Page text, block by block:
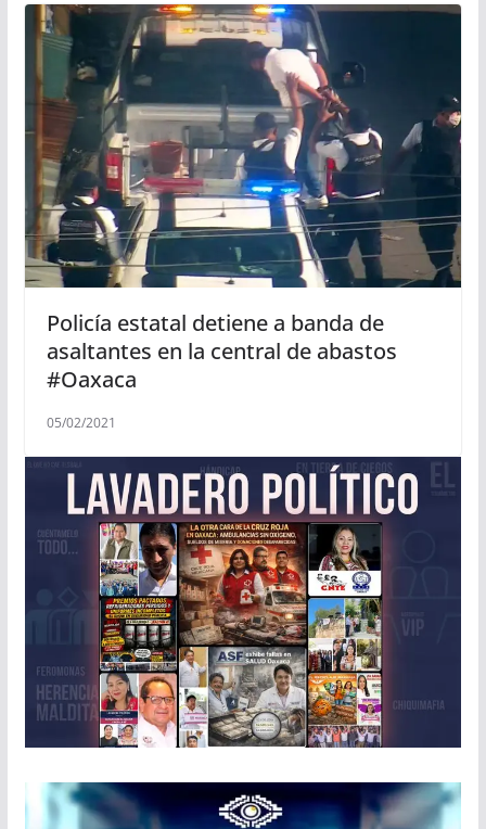
Policía estatal detiene a banda de
asaltantes en la central de abastos
#Oaxaca
05/02/2021